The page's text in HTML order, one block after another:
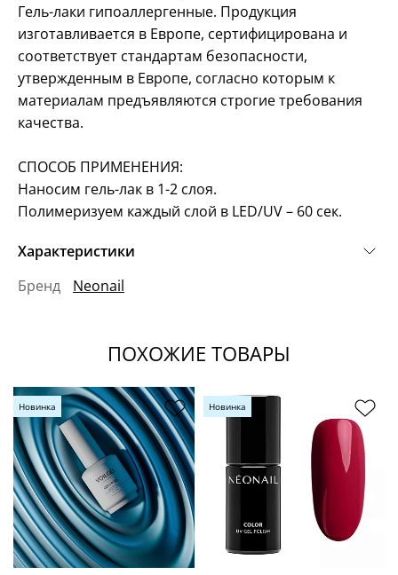
Гель-лаки гипоаллергенные. Продукция
изготавливается в Европе, сертифицирована и
соответствует стандартам безопасности,
утвержденным в Европе, согласно которым к
материалам предъявляются строгие требования
качества.
СПОСОБ ПРИМЕНЕНИЯ:
Наносим гель-лак в 1-2 слоя.
Полимеризуем каждый слой в LED/UV – 60 сек.
Характеристики
Бренд
Neonail
ПОХОЖИЕ ТОВАРЫ
Новинка Новинка